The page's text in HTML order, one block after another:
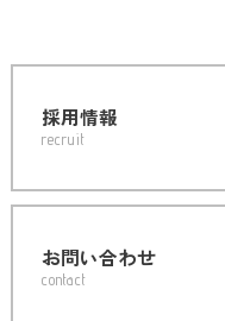
採用情報
recruit
お問い合わせ
contact